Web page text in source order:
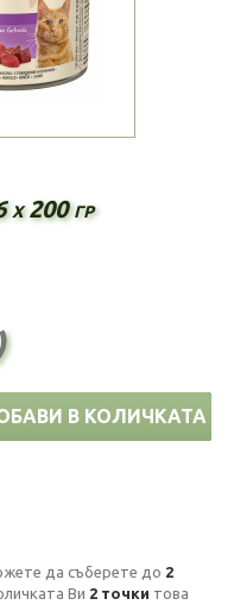
х 200 гр
В КОЛИЧКАТА
да съберете до 2
Ви 2 точки това